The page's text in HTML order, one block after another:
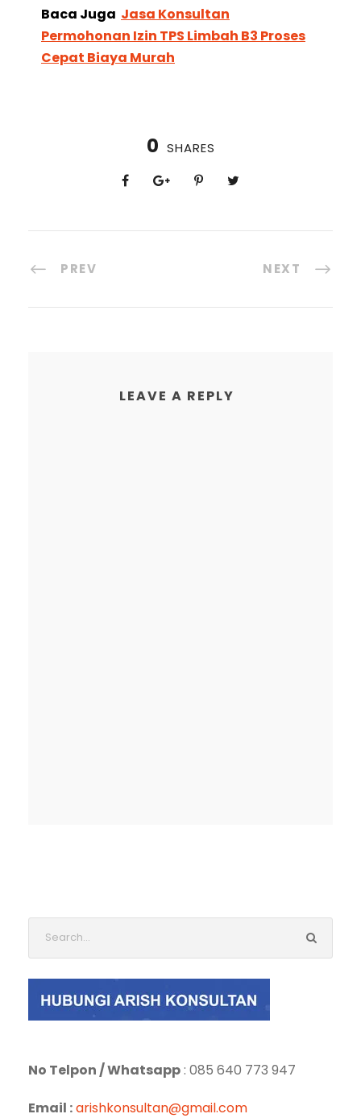
Baca Juga Jasa Konsultan
Permohonan Izin TPS Limbah B3 Proses
Cepat Biaya Murah
0 SHARES
PREV NEXT
LEAVE A REPLY
No Telpon / Whatsapp : 085 640 773 947
Email :arishkonsultan@gmail.com